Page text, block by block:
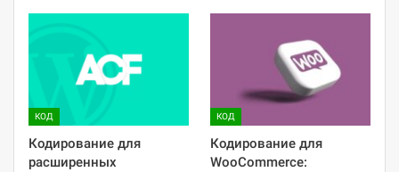
КОД
Кодирование для
расширенных
КОД
Кодирование для
WooCommerce: